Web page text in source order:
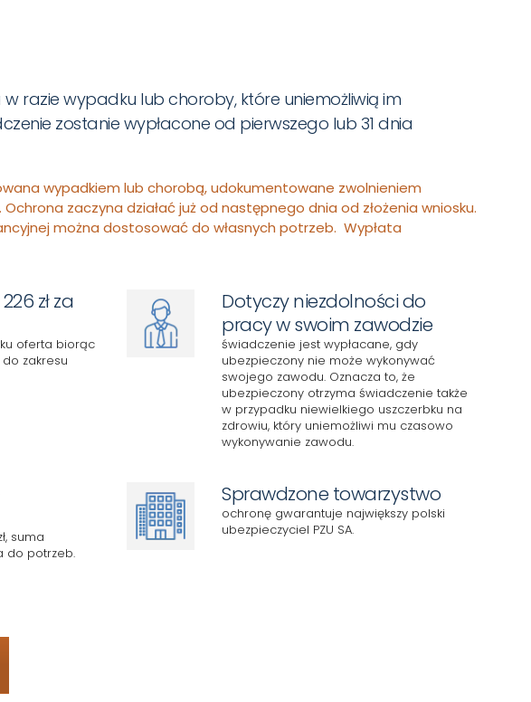
razie wypadku lub choroby, które uniemożliwią im
zostanie wypłacone od pierwszego lub 31 dnia
wypadkiem lub chorobą, udokumentowane zwolnieniem
zaczyna działać już od następnego dnia od złożenia wniosku.
można dostosować do własnych potrzeb. Wypłata
zł za
oferta biorąc
zakresu
Dotyczy niezdolności do
pracy w swoim zawodzie
świadczenie jest wypłacane, gdy
ubezpieczony nie może wykonywać
swojego zawodu. Oznacza to, że
ubezpieczony otrzyma świadczenie także
w przypadku niewielkiego uszczerbku na
zdrowiu, który uniemożliwi mu czasowo
wykonywanie zawodu.
suma
do potrzeb.
Sprawdzone towarzystwo
ochronę gwarantuje największy polski
ubezpieczyciel PZU SA.